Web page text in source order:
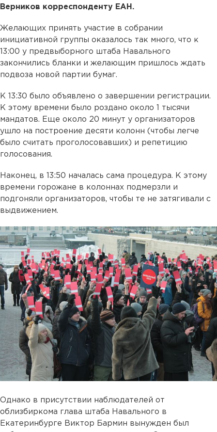
Верников корреспонденту ЕАН.
Желающих принять участие в собрании
инициативной группы оказалось так много, что к
13:00 у предвыборного штаба Навального
закончились бланки и желающим пришлось ждать
подвоза новой партии бумаг.
К 13:30 было объявлено о завершении регистрации.
К этому времени было роздано около 1 тысячи
мандатов. Еще около 20 минут у организаторов
ушло на построение десяти колонн (чтобы легче
было считать проголосовавших) и репетицию
голосования.
Наконец, в 13:50 началась сама процедура. К этому
времени горожане в колоннах подмерзли и
подгоняли организаторов, чтобы те не затягивали с
выдвижением.
Однако в присутствии наблюдателей от
облизбиркома глава штаба Навального в
Екатеринбурге Виктор Бармин вынужден был